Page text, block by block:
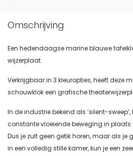
Een hedendaagse marine blauwe
wijzerplaat.
Verkrijgbaar in 3 kleuropties, heeft deze
schouwklok een grafische
In de industrie bekend als ‘silent-
constante vloeiende beweging in plaats
Dus je zult geen getik horen, maar als je
in een volledig stille kamer, kun je een